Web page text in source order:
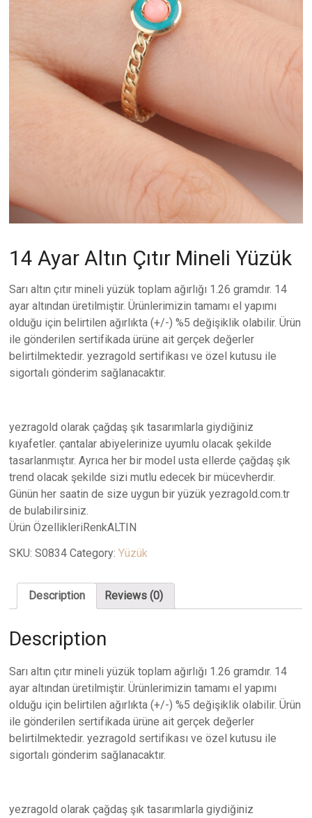
14 Ayar Altın Çıtır Mineli Yüzük
Sarı altın çıtır mineli yüzük toplam ağırlığı 1.26 gramdır. 14
ayar altından üretilmiştir. Ürünlerimizin tamamı el yapımı
olduğu için belirtilen ağırlıkta (+/-) %5 değişiklik olabilir. Ürün
ile gönderilen sertifikada ürüne ait gerçek değerler
belirtilmektedir. yezragold sertifikası ve özel kutusu ile
sigortalı gönderim sağlanacaktır.
yezragold olarak çağdaş şık tasarımlarla giydiğiniz
kıyafetler. çantalar abiyelerinize uyumlu olacak şekilde
tasarlanmıştır. Ayrıca her bir model usta ellerde çağdaş şık
trend olacak şekilde sizi mutlu edecek bir mücevherdir.
Günün her saatin de size uygun bir yüzük yezragold.com.tr
de bulabilirsiniz.
Ürün ÖzellikleriRenkALTIN
SKU:S0834 Category:Yüzük
Description Reviews (0)
Description
Sarı altın çıtır mineli yüzük toplam ağırlığı 1.26 gramdır. 14
ayar altından üretilmiştir. Ürünlerimizin tamamı el yapımı
olduğu için belirtilen ağırlıkta (+/-) %5 değişiklik olabilir. Ürün
ile gönderilen sertifikada ürüne ait gerçek değerler
belirtilmektedir. yezragold sertifikası ve özel kutusu ile
sigortalı gönderim sağlanacaktır.
yezragold olarak çağdaş şık tasarımlarla giydiğiniz